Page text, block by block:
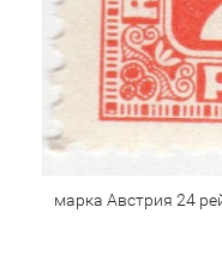
марка Австрия 24